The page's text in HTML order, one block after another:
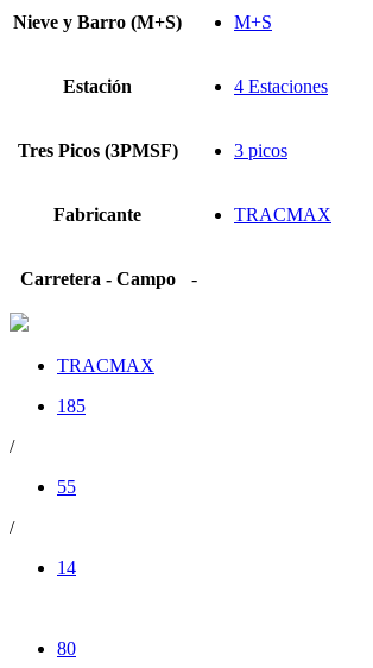
Nieve y Barro (M+S) M+S
Estación 4 Estaciones
Tres Picos (3PMSF) 3 picos
Fabricante TRACMAX
Carretera - Campo -
TRACMAX
185
/
55
/
14
80